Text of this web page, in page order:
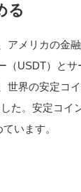
る
メリカの金
（USDT）と
世界の安定コ
た。安定コイ
います。